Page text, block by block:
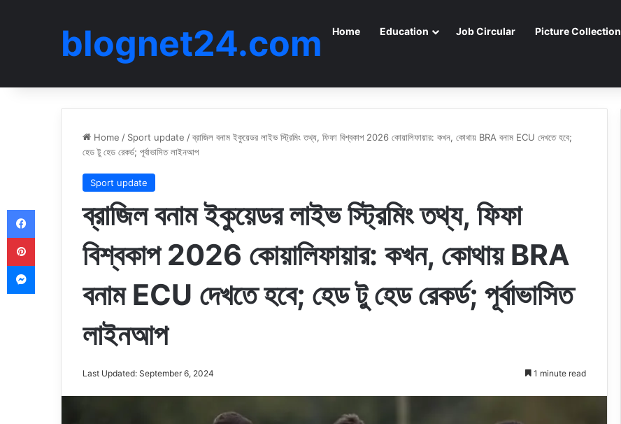
blognet24.com Home Education Job Circular Picture Collection
Home / Sport update /ব্রাজিল বনাম ইকুয়েডর লাইভ স্ট্রিমিং তথ্য, ফিফা বিশ্বকাপ 2026 কোয়ালিফায়ার: কখন, কোথায় BRA বনাম ECU দেখতে হবে;
হেড টু হেড রেকর্ড; পূর্বাভাসিত লাইনআপ
Sport update
ব্রাজিল বনাম ইকুয়েডর লাইভ স্ট্রিমিং তথ্য, ফিফা
বিশ্বকাপ 2026 কোয়ালিফায়ার: কখন, কোথায় BRA
বনাম ECU দেখতে হবে; হেড টু হেড রেকর্ড; পূর্বাভাসিত
লাইনআপ
Last Updated: September 6, 2024 1 minute read
Facebook
Pinterest
Messenger